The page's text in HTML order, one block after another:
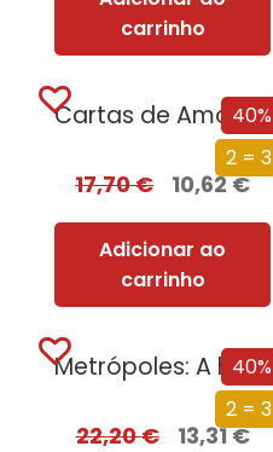
carrinho
40%
2 = 3
Cartas de Amor e de Dor
17,70€ 10,62€
Adicionar ao
carrinho
40%
2 = 3
Metrópoles: A história da cidade, a maior criação da civilização
22,20€ 13,31€